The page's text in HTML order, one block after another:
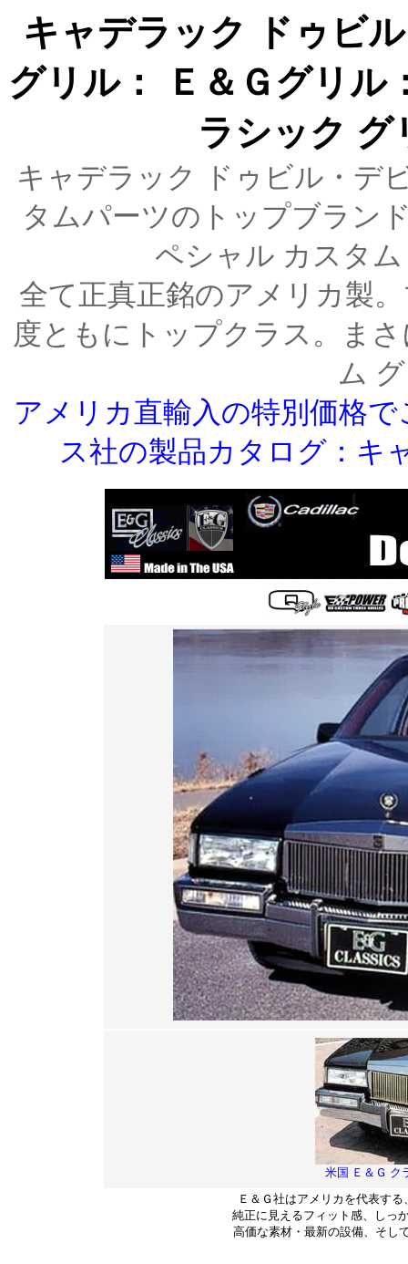
キャデラック ドゥビ
グリル： Ｅ＆Ｇグリル
ラシック グ
キャデラック ドゥビル・デ
タムパーツのトップブラン
ペシャル カスタ
全て正真正銘のアメリカ製
度ともにトップクラス。ま
ム
アメリカ直輸入の特別価格
ス社の製品カタログ：
米国 Ｅ＆Ｇ ク
Ｅ＆Ｇ社はアメリカを代表す
純正に見えるフィット感、しっ
高価な素材・最新の設備、そし